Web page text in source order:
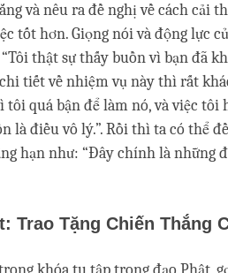
và nêu ra đề nghị về cách cải
tốt hơn. Giọng nói và động lực
thật sự thấy buồn vì bạn đã
tiết về nhiệm vụ này thì rất
tôi quá bận để làm nó, và việc tôi
là điều vô lý.”. Rồi thì ta có thể
hạn như: “Đây chính là những
Trao Tặng Chiến Thắng